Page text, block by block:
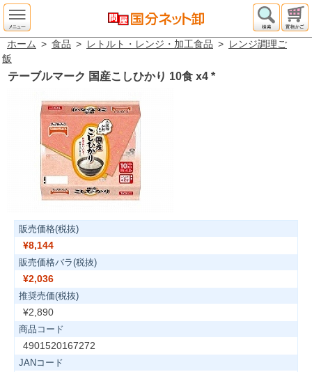
ホーム > 食品 > レトルト・レンジ・加工食品 > レンジ調理ご
飯
テーブルマーク 国産こしひかり 10食 x4 *
販売価格(税抜)
¥8,144
販売価格バラ(税抜)
¥2,036
推奨売価(税抜)
¥2,890
商品コード
4901520167272
JANコード